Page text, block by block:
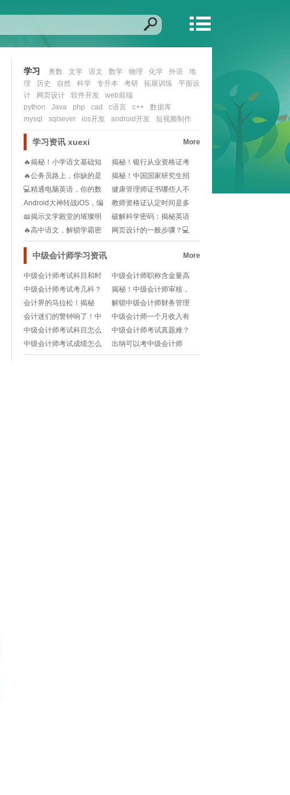
学习 奥数 文学 语文 数学 物理 化学 外语
地
理
历史 自然 科学 专升本 考研 拓展训练
平面设
计
网页设计 软件开发
web前端
python
Java php cad c语言 c++
数据库
mysql
sqlsever ios开发 android开发 短视频制作
学习资讯 xuexi More
🔥揭秘！小学语文基础知
识宝典，从此告别阅
揭秘！银行从业资格证考
试：历年真题重击率
🔥公务员路上，你缺的是
一份高效学习指南🔥
揭秘！中国国家研究生招
生网：你的学术梦想
💻精通电脑英语，你的数
字化世界通行证!
健康管理师证书哪些人不
能考？一文说清报考
Android大神转战iOS，编
程世界的
教师资格证认定时间是多
久？不想错过认定机
📖揭示文学殿堂的璀璨明
珠：史上十大经典必
破解科学密码：揭秘英语
在科研界的超级语言
🔥高中语文，解锁学霸密
码：视频讲解秘籍📚
网页设计的一般步骤？💻
如何快速掌握网页设
中级会计师学习资讯 More
中级会计师考试科目和时
间安排？小白备考必看！
中级会计师职称含金量高
吗？值得花时间考吗？
中级会计师考试考几科？
备考小白必看！
揭秘！中级会计师审核，
严谨背后的那些事儿🔍📊
会计界的马拉松！揭秘
2025中级会计师考试时间
与必考科目🔥🎯
解锁中级会计师财务管理
的密码：必读章节解析指
南!
会计迷们的警钟响了！中
级会计师考试时间轴大揭
秘🎯!
中级会计师一个月收入有
多少？揭秘薪资真相+提升
收入秘籍！
中级会计师考试科目怎么
安排？时间规划+学习策略
求支招！
中级会计师考试真题难？
如何高效备考+轻松拿证？
速来取经！
中级会计师考试成绩怎么
查？附带提分秘籍！
出纳可以考中级会计师
吗？小白如何逆袭成为财